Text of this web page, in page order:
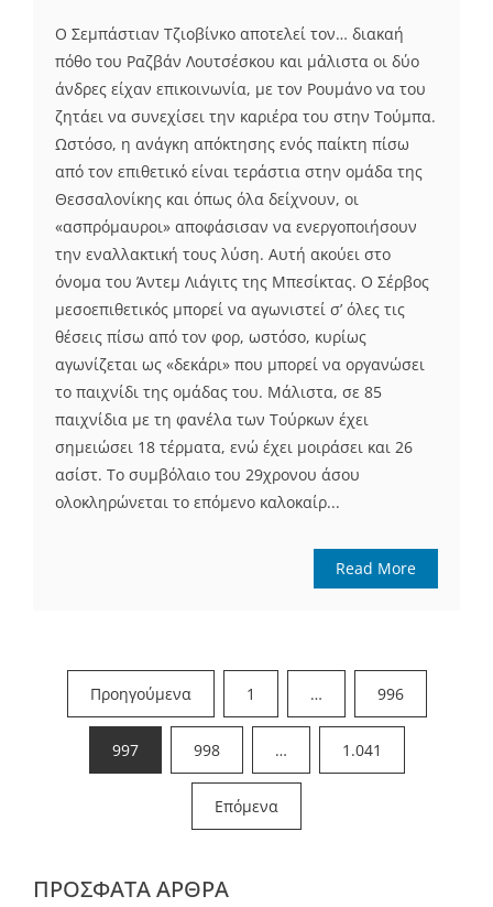
Ο Σεμπάστιαν Τζιοβίνκο αποτελεί τον… διακαή
πόθο του Ραζβάν Λουτσέσκου και μάλιστα οι δύο
άνδρες είχαν επικοινωνία, με τον Ρουμάνο να του
ζητάει να συνεχίσει την καριέρα του στην Τούμπα.
Ωστόσο, η ανάγκη απόκτησης ενός παίκτη πίσω
από τον επιθετικό είναι τεράστια στην ομάδα της
Θεσσαλονίκης και όπως όλα δείχνουν, οι
«ασπρόμαυροι» αποφάσισαν να ενεργοποιήσουν
την εναλλακτική τους λύση. Αυτή ακούει στο
όνομα του Άντεμ Λιάγιτς της Μπεσίκτας. Ο Σέρβος
μεσοεπιθετικός μπορεί να αγωνιστεί σ’ όλες τις
θέσεις πίσω από τον φορ, ωστόσο, κυρίως
αγωνίζεται ως «δεκάρι» που μπορεί να οργανώσει
το παιχνίδι της ομάδας του. Μάλιστα, σε 85
παιχνίδια με τη φανέλα των Τούρκων έχει
σημειώσει 18 τέρματα, ενώ έχει μοιράσει και 26
ασίστ. Το συμβόλαιο του 29χρονου άσου
ολοκληρώνεται το επόμενο καλοκαίρ...
Read More
Σελιδοποίηση
άρθρων
Προηγούμενα 1 … 996
997 998 … 1.041
Επόμενα
ΠΡΌΣΦΑΤΑ ΆΡΘΡΑ